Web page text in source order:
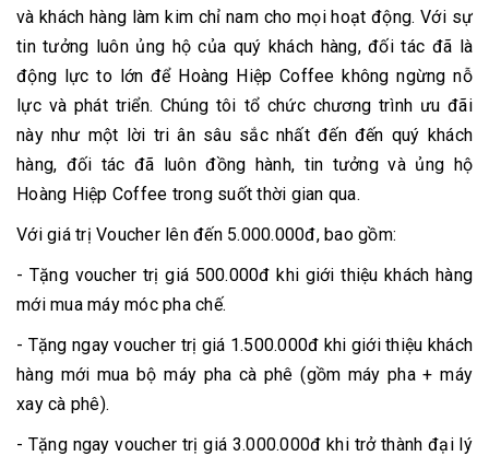
và khách hàng làm kim chỉ nam cho mọi hoạt động. Với sự
tin tưởng luôn ủng hộ của quý khách hàng, đối tác đã là
động lực to lớn để Hoàng Hiệp Coffee không ngừng nỗ
lực và phát triển. Chúng tôi tổ chức chương trình ưu đãi
này như một lời tri ân sâu sắc nhất đến đến quý khách
hàng, đối tác đã luôn đồng hành, tin tưởng và ủng hộ
Hoàng Hiệp Coffee trong suốt thời gian qua.
Với giá trị Voucher lên đến 5.000.000đ, bao gồm:
- Tặng voucher trị giá 500.000đ khi giới thiệu khách hàng
mới mua máy móc pha chế.
- Tặng ngay voucher trị giá 1.500.000đ khi giới thiệu khách
hàng mới mua bộ máy pha cà phê (gồm máy pha + máy
xay cà phê).
- Tặng ngay voucher trị giá 3.000.000đ khi trở thành đại lý